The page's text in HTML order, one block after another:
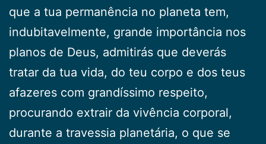
que a tua permanência no planeta tem,
indubitavelmente, grande importância nos
planos de Deus, admitirás que deverás
tratar da tua vida, do teu corpo e dos teus
afazeres com grandíssimo respeito,
procurando extrair da vivência corporal,
durante a travessia planetária, o que se